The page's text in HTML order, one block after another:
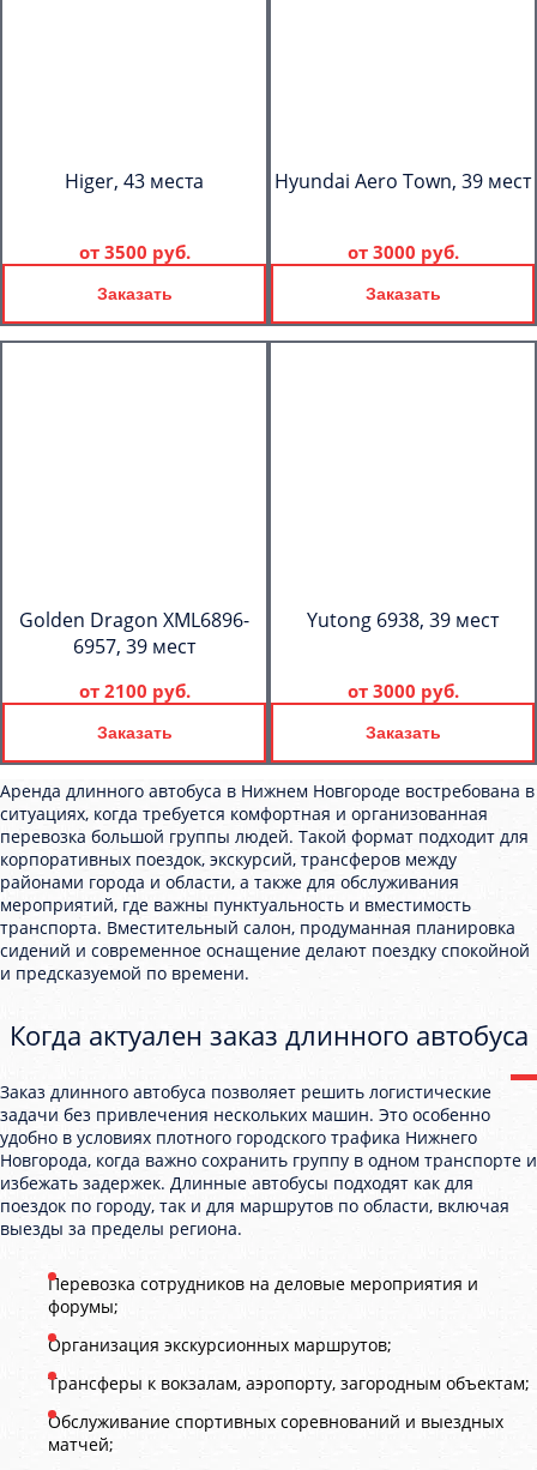
Higer, 43 места
от 3500 руб.
Заказать
Hyundai Aero Town, 39 мест
от 3000 руб.
Заказать
Golden Dragon XML6896-
6957, 39 мест
от 2100 руб.
Заказать
Yutong 6938, 39 мест
от 3000 руб.
Заказать
Аренда длинного автобуса в Нижнем Новгороде востребована в
ситуациях, когда требуется комфортная и организованная
перевозка большой группы людей. Такой формат подходит для
корпоративных поездок, экскурсий, трансферов между
районами города и области, а также для обслуживания
мероприятий, где важны пунктуальность и вместимость
транспорта. Вместительный салон, продуманная планировка
сидений и современное оснащение делают поездку спокойной
и предсказуемой по времени.
Когда актуален заказ длинного автобуса
Заказ длинного автобуса позволяет решить логистические
задачи без привлечения нескольких машин. Это особенно
удобно в условиях плотного городского трафика Нижнего
Новгорода, когда важно сохранить группу в одном транспорте и
избежать задержек. Длинные автобусы подходят как для
поездок по городу, так и для маршрутов по области, включая
выезды за пределы региона.
Перевозка сотрудников на деловые мероприятия и
форумы;
Организация экскурсионных маршрутов;
Трансферы к вокзалам, аэропорту, загородным объектам;
Обслуживание спортивных соревнований и выездных
матчей;